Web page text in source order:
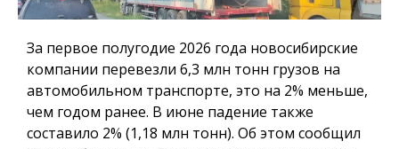
За первое полугодие 2026 года новосибирские
компании перевезли 6,3 млн тонн грузов на
автомобильном транспорте, это на 2% меньше,
чем годом ранее. В июне падение также
составило 2% (1,18 млн тонн). Об этом сообщил